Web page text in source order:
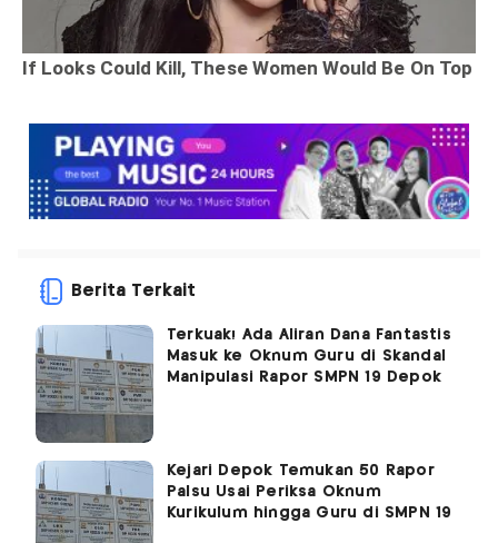
Berita Terkait
Terkuak! Ada Aliran Dana Fantastis
Masuk ke Oknum Guru di Skandal
Manipulasi Rapor SMPN 19 Depok
Kejari Depok Temukan 50 Rapor
Palsu Usai Periksa Oknum
Kurikulum hingga Guru di SMPN 19